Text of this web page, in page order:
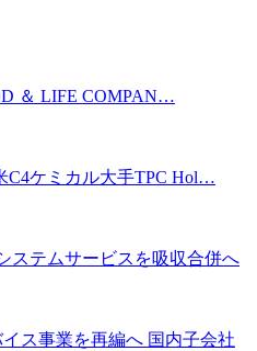
＆ LIFE COMPAN…
C4ケミカル大手TPC Hol…
ステムサービスを吸収合併へ
ス事業を再編へ 国内子会社